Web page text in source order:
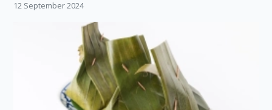
12 September 2024